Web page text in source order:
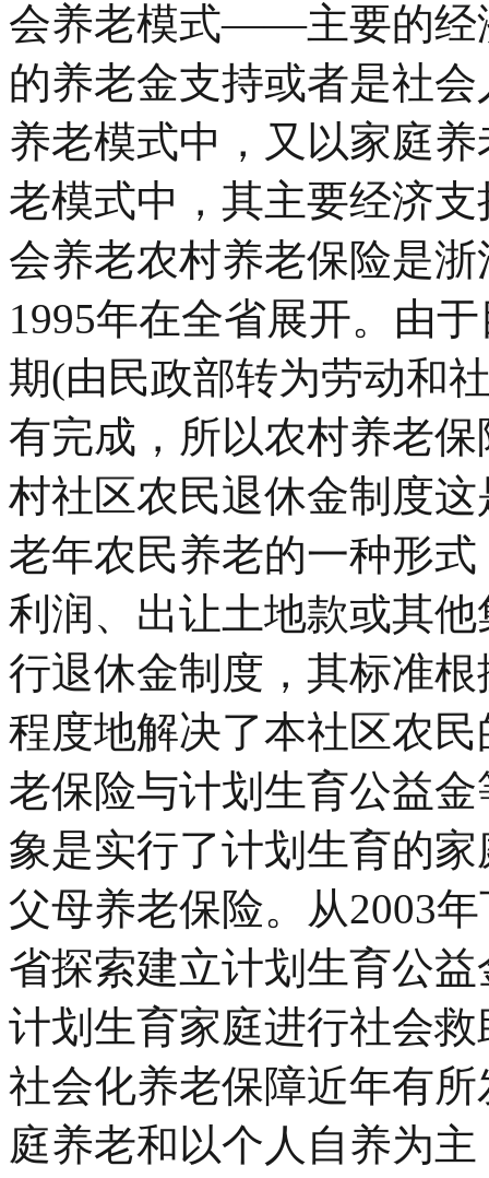
会养老模式——主要的经
的养老金支持或者是社
养老模式中，又以家庭
老模式中，其主要经济
会养老农村养老保险是
1995年在全省展开。由
期(由民政部转为劳动和
有完成，所以农村养老
村社区农民退休金制度
老年农民养老的一种形
利润、出让土地款或其
行退休金制度，其标准
程度地解决了本社区农
老保险与计划生育公益
象是实行了计划生育的
父母养老保险。从2003
省探索建立计划生育公
计划生育家庭进行社会
社会化养老保障近年有
庭养老和以个人自养为